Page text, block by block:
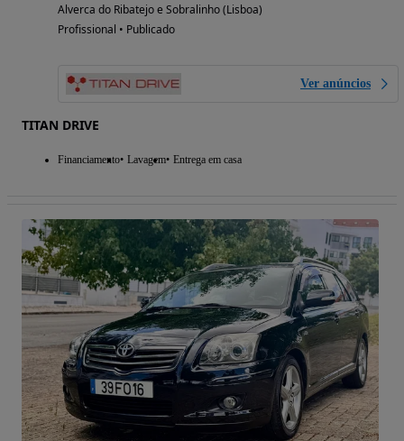
Alverca do Ribatejo e Sobralinho (Lisboa)
Profissional • Publicado
Ver anúncios
TITAN DRIVE
Financiamento Lavagem Entrega em casa